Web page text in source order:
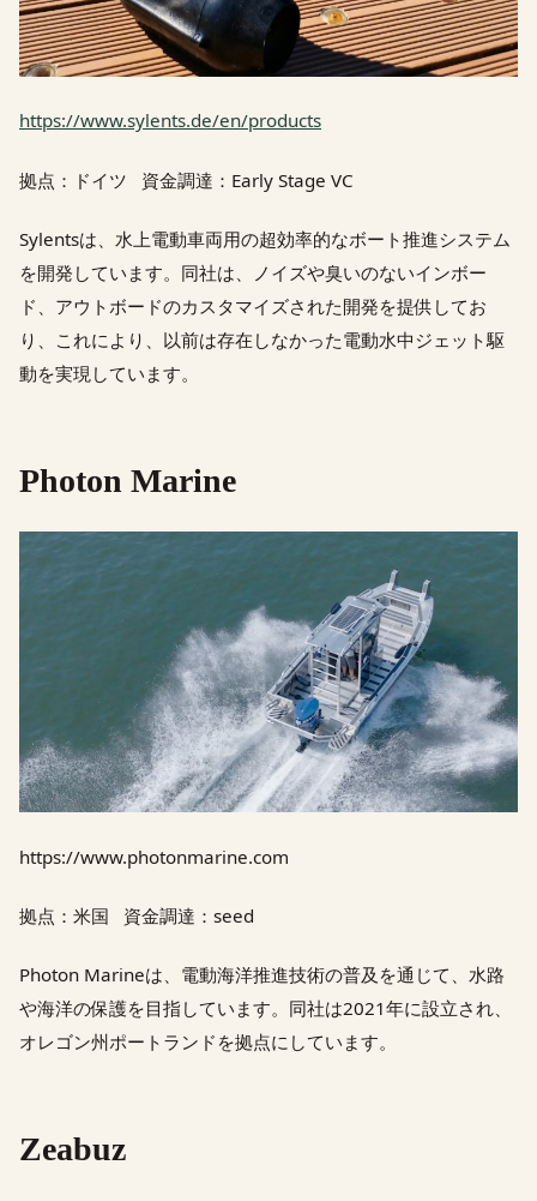
https://www.sylents.de/en/products
拠点：ドイツ 資金調達：Early Stage VC
Sylentsは、水上電動車両用の超効率的なボート推進システム
を開発しています。同社は、ノイズや臭いのないインボー
ド、アウトボードのカスタマイズされた開発を提供してお
り、これにより、以前は存在しなかった電動水中ジェット駆
動を実現しています。
Photon Marine
https://www.photonmarine.com
拠点：米国 資金調達：seed
Photon Marineは、電動海洋推進技術の普及を通じて、水路
や海洋の保護を目指しています。同社は2021年に設立され、
オレゴン州ポートランドを拠点にしています。
Zeabuz